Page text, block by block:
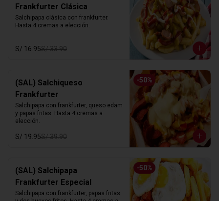
Frankfurter Clásica
Salchipapa clásica con frankfurter.
Hasta 4 cremas a elección.
S/ 16.95S/ 33.90
-50%
(SAL) Salchiqueso
Frankfurter
Salchipapa con frankfurter, queso edam
y papas fritas. Hasta 4 cremas a
elección.
S/ 19.95S/ 39.90
-50%
(SAL) Salchipapa
Frankfurter Especial
Salchipapa con frankfurter, papas fritas